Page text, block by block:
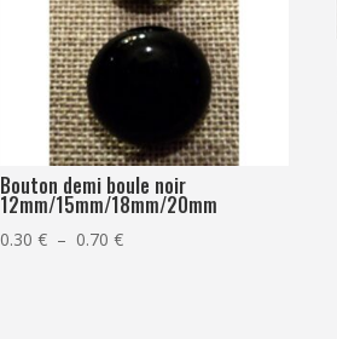
Bouton demi boule noir
12mm/15mm/18mm/20mm
0.30€ – 0.70€Plage